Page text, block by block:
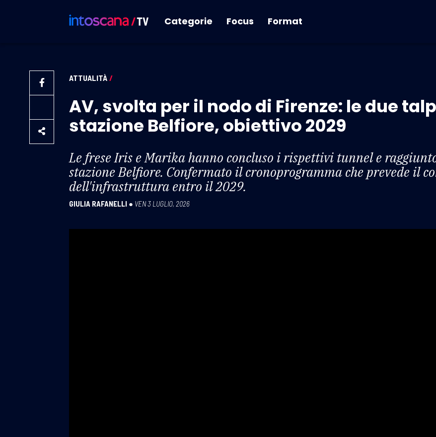
Categorie Focus Format
ATTUALITÀ /
AV, svolta per il nodo di Firenze: le due
stazione Belfiore, obiettivo 2029
Le frese Iris e Marika hanno concluso i rispettivi tunnel e
stazione Belfiore. Confermato il cronoprogramma che prevede il
dell'infrastruttura entro il 2029.
GIULIA RAFANELLI ● VEN 3 LUGLIO, 2026